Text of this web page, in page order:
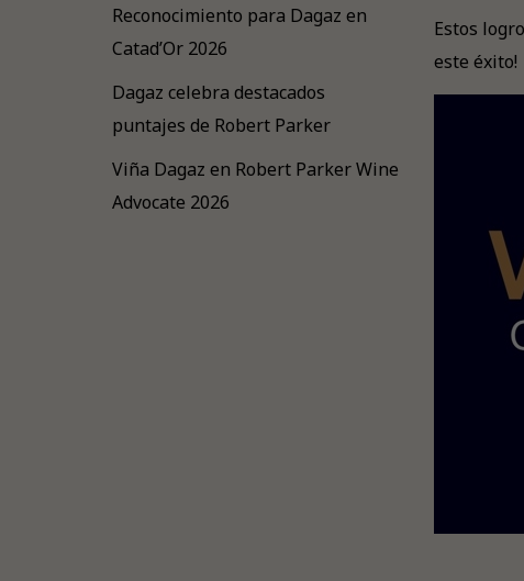
Estos
este éxito!
Reconocimiento para Dagaz en
Catad’Or 2026
Dagaz celebra destacados
puntajes de Robert Parker
Viña Dagaz en Robert Parker Wine
Advocate 2026